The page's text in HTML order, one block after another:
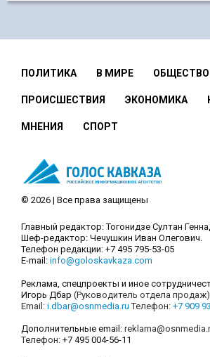
ПОЛИТИКА В МИРЕ ОБЩЕСТВО
ПРОИСШЕСТВИЯ ЭКОНОМИКА
МНЕНИЯ СПОРТ
© 2026 | Все права защищены
Главный редактор: Тогонидзе Султан
Шеф-редактор: Чечушкин Иван Олегович.
Телефон редакции: +7 495 795-53-05
E-mail: info@goloskavkaza.com
Реклама, спецпроекты и иное
Игорь Дбар (Руководитель отдела продаж)
Email: i.dbar@osnmedia.ru Телефон: +7 909
Дополнительные email:
Телефон: +7 495 004-56-11